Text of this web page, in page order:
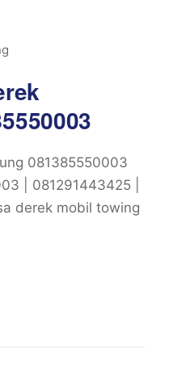
081385550003
| 081291443425 |
derek mobil towing